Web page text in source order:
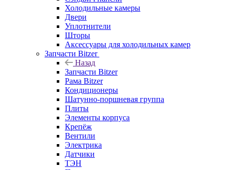
Холодильные камеры
Двери
Уплотнители
Шторы
Аксессуары для холодильных камер
Запчасти Bitzer
Назад
Запчасти Bitzer
Рама Bitzer
Кондиционеры
Шатунно-поршневая группа
Плиты
Элементы корпуса
Крепёж
Вентили
Электрика
Датчики
ТЭН